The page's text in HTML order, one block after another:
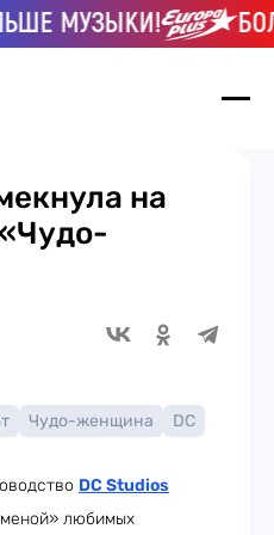
МУЗЫКИ!
на
Чудо-женщина
DC
DC Studios
любимых